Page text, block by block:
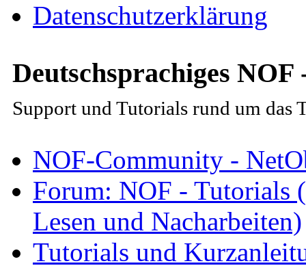
Datenschutzerklärung
Deutschsprachiges NOF
Support und Tutorials rund um das
NOF-Community -
Forum: NOF - Tutorials
Lesen und Nacharbeiten)
Tutorials und